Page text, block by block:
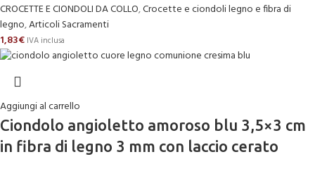
CROCETTE E CIONDOLI DA COLLO,Crocette e ciondoli legno e fibra di
legno,Articoli Sacramenti
1,83€ IVA inclusa
Aggiungi al carrello
Ciondolo angioletto amoroso blu 3,5×3 cm
in fibra di legno 3 mm con laccio cerato